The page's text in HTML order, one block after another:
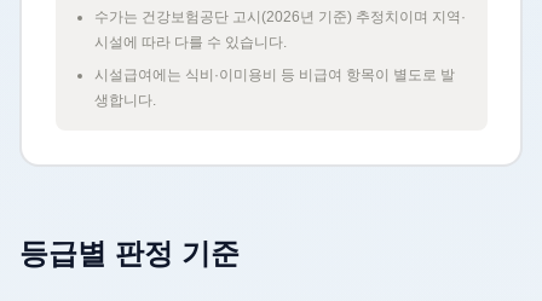
수가는 건강보험공단 고시(2026년 기준) 추정치이며 지역·
시설에 따라 다를 수 있습니다.
시설급여에는 식비·이미용비 등 비급여 항목이 별도로 발
생합니다.
등급별 판정 기준